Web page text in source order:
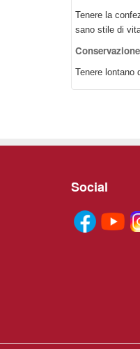
Tenere la
sano stile di
Conservazione
Tenere lontano
Social